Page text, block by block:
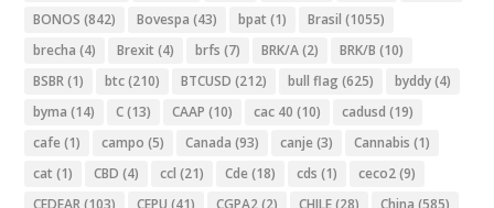
BONOS (842) Bovespa (43) bpat (1) Brasil (1055)
brecha (4) Brexit (4) brfs (7) BRK/A(2) BRK/B (10)
BSBR(1) btc(210) BTCUSD (212) bull flag (625) byddy(4)
byma (14) C(13) CAAP (10) cac 40 (10) cadusd (19)
cafe (1) campo (5) Canada (93) canje (3) Cannabis (1)
cat (1) CBD (4) ccl (21) Cde (18) cds (1) ceco2(9)